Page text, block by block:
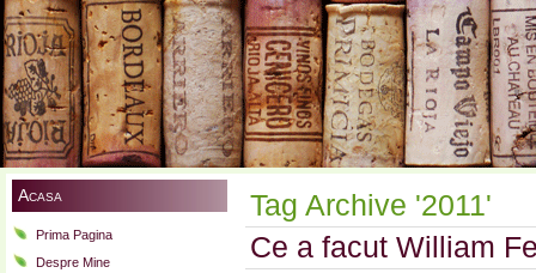
Acasa
Prima Pagina
Despre Mine
Tag Archive '2011'
Ce a facut William